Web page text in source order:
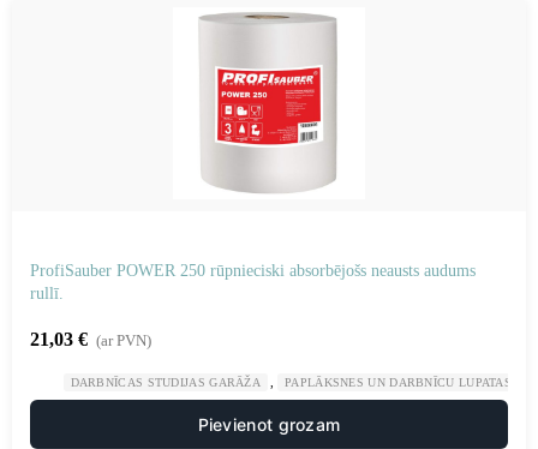
ProfiSauber POWER 250 rūpnieciski absorbējošs neausts audums
rullī.
21,03 € (ar PVN)
DARBNĪCAS STUDIJAS GARĀŽA PAPLĀKSNES UN DARBNĪCU LUPATAS
Pievienot grozam